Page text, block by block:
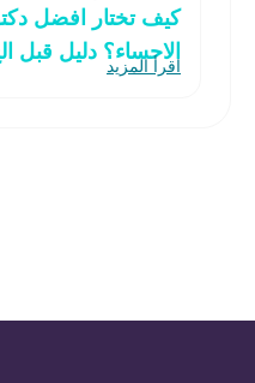
كيف تختار افضل
الاحساء؟ دليل قبل
اقرأ المزيد